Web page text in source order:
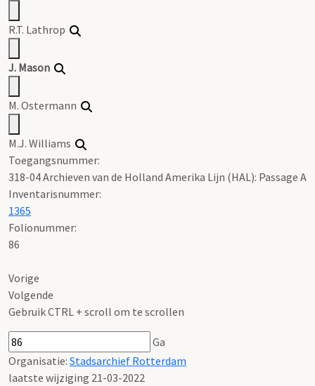
R.T. Lathrop
J. Mason
M. Ostermann
M.J. Williams
Toegangsnummer:
318-04 Archieven van de Holland Amerika Lijn (HAL): Passage A
Inventarisnummer:
1365
Folionummer:
86
Vorige
Volgende
Gebruik CTRL + scroll om te scrollen
Ga
Organisatie: Stadsarchief Rotterdam
laatste wijziging 21-03-2022